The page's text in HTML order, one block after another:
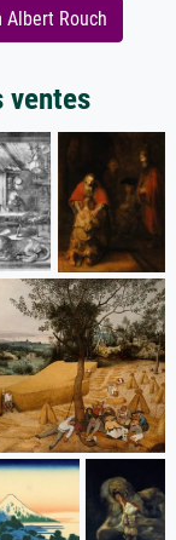
Rouch
ventes